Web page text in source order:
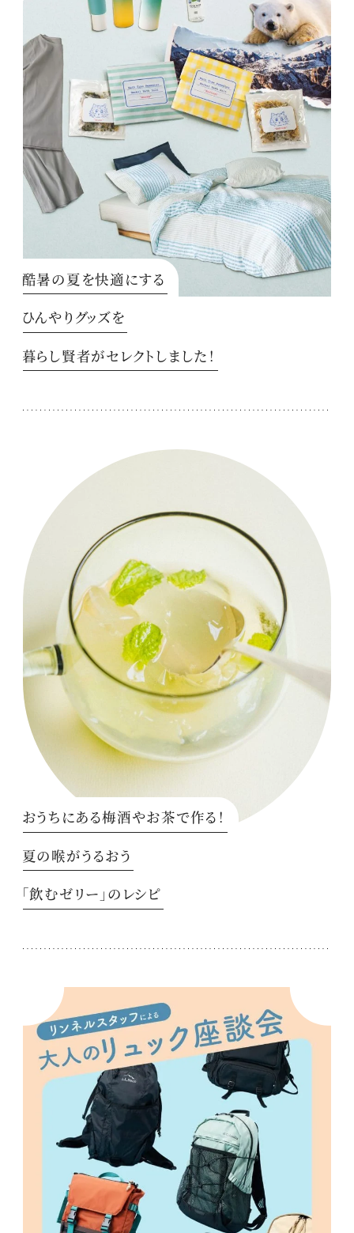
酷暑の夏を快適にする
ひんやりグッズを
暮らし賢者がセレクトしました！
おうちにある梅酒やお茶で作る！
夏の喉がうるおう
「飲むゼリー」のレシピ